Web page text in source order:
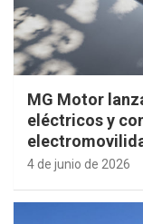
MG Motor
eléctricos y
4 de junio de 2026